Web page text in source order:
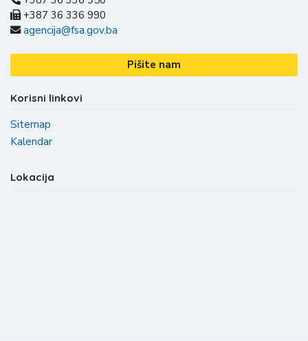
+387 36 336 990
agencija@fsa.gov.ba
Pišite nam
Korisni linkovi
Sitemap
Kalendar
Lokacija